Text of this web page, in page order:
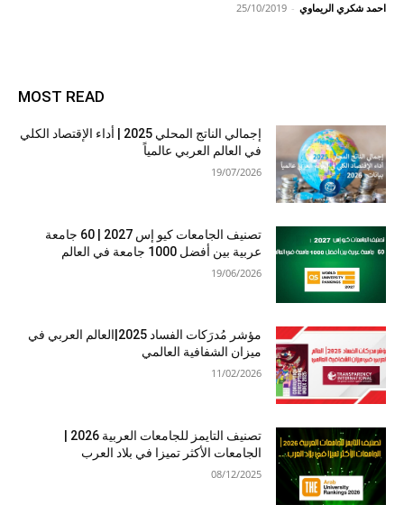
احمد شكري الريماوي -
25/10/2019
MOST READ
إجمالي الناتج المحلي 2025 | أداء الإقتصاد الكلي
في العالم العربي عالمياً
19/07/2026
تصنيف الجامعات كيو إس 2027 | 60 جامعة
عربية بين أفضل 1000 جامعة في العالم
19/06/2026
مؤشر مُدرَكات الفساد 2025|العالم العربي في
ميزان الشفافية العالمي
11/02/2026
الجامعات الأكثر تميزا في بلاد العرب
08/12/2025